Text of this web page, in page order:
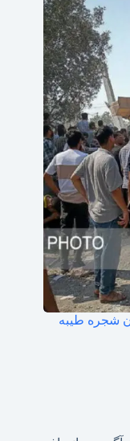
شجره طیبه